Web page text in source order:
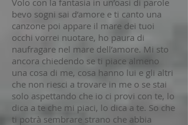
Volo con la fantasia in un’oasi di parole
bevo sogni sai d’amore e ti canto una
canzone poi appare il mare dei tuoi
occhi vorrei nuotare, ho paura di
naufragare nel mare dell’amore. Mi sto
ancora chiedendo se ti piace almeno
una cosa di me, cosa hanno lui e gli altri
che non riesci a trovare in me o se stai
solo aspettando che io ci provi con te, lo
dica a te che mi piaci, lo dica a te. So che
ti potrà sembrare strano che abbia